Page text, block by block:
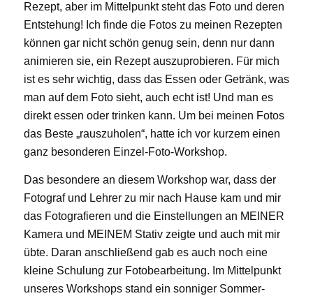
Rezept, aber im Mittelpunkt steht das Foto und deren
Entstehung! Ich finde die Fotos zu meinen Rezepten
können gar nicht schön genug sein, denn nur dann
animieren sie, ein Rezept auszuprobieren. Für mich
ist es sehr wichtig, dass das Essen oder Getränk, was
man auf dem Foto sieht, auch echt ist! Und man es
direkt essen oder trinken kann. Um bei meinen Fotos
das Beste „rauszuholen“, hatte ich vor kurzem einen
ganz besonderen Einzel-Foto-Workshop.
Das besondere an diesem Workshop war, dass der
Fotograf und Lehrer zu mir nach Hause kam und mir
das Fotografieren und die Einstellungen an MEINER
Kamera und MEINEM Stativ zeigte und auch mit mir
übte. Daran anschließend gab es auch noch eine
kleine Schulung zur Fotobearbeitung. Im Mittelpunkt
unseres Workshops stand ein sonniger Sommer-